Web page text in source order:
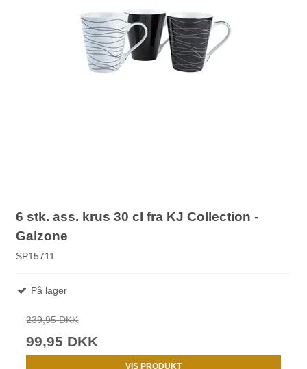
6 stk. ass. krus 30 cl fra KJ Collection -
Galzone
SP15711
På lager
239,95 DKK
99,95 DKK
VIS PRODUKT